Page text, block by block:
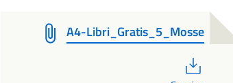
A4-Libri_Gratis_5_Mosse